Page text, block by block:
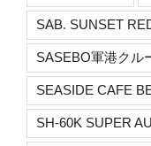
SAB. SUNSET
SASEBO軍港クル
SEASIDE CAFE
SH-60K SUPER